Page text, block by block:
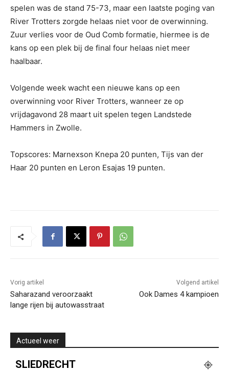
spelen was de stand 75-73, maar een laatste poging van
River Trotters zorgde helaas niet voor de overwinning.
Zuur verlies voor de Oud Comb formatie, hiermee is de
kans op een plek bij de final four helaas niet meer
haalbaar.
Volgende week wacht een nieuwe kans op een
overwinning voor River Trotters, wanneer ze op
vrijdagavond 28 maart uit spelen tegen Landstede
Hammers in Zwolle.
Topscores: Marnexson Knepa 20 punten, Tijs van der
Haar 20 punten en Leron Esajas 19 punten.
Vorig artikel
Saharazand veroorzaakt
lange rijen bij autowasstraat
Volgend artikel
Ook Dames 4 kampioen
Actueel weer
SLIEDRECHT